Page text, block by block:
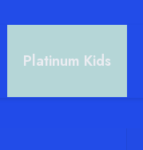
Platinum Kids